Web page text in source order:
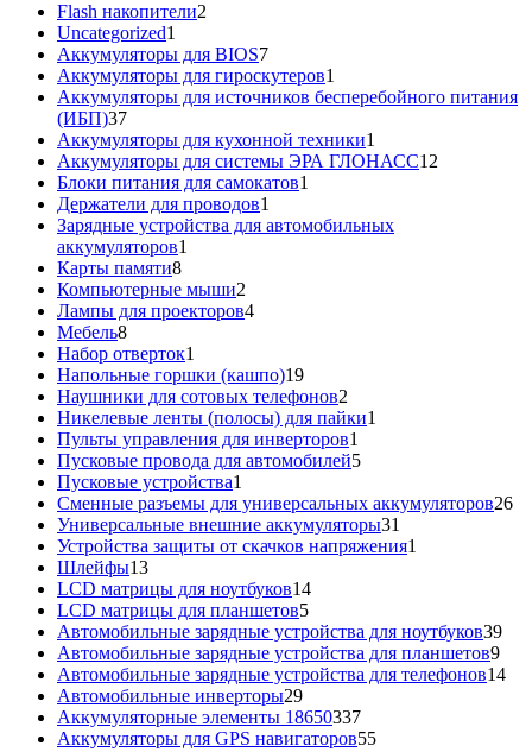
Flash накопители2
Uncategorized1
товар
Аккумуляторы для BIOS77
товаров
Аккумуляторы для гироскутеров1
товар
Аккумуляторы для источников бесперебойного питания
(ИБП)3737
товаров
Аккумуляторы для кухонной техники1
товар
Аккумуляторы для системы ЭРА ГЛОНАСС12
Блоки питания для самокатов1
Держатели для проводов1
товар
Зарядные устройства для автомобильных
аккумуляторов1
Карты памяти88
товаров
Компьютерные мыши2
товара
Лампы для проекторов44
Мебель88
товаров
Набор отверток1
товар
Напольные горшки (кашпо)1919
товаров
Наушники для сотовых телефонов2
товара
Никелевые ленты (полосы) для пайки1
Пульты управления для инверторов1
товар
Пусковые провода для автомобилей55
Пусковые устройства1
товар
Сменные разъемы для универсальных аккумуляторов2626
Универсальные внешние аккумуляторы31
товар
Устройства защиты от скачков напряжения1
Шлейфы1313
товаров
LCD матрицы для ноутбуков1414
LCD матрицы для планшетов55
товаров
Автомобильные зарядные устройства для ноутбуков3939
Автомобильные зарядные устройства для планшетов99
Автомобильные зарядные устройства для телефонов1414
Автомобильные инверторы2929
товаров
Аккумуляторные элементы 18650337337
товаров
Аккумуляторы для GPS навигаторов5555